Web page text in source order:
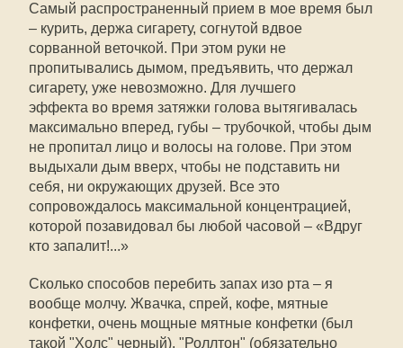
Самый распространенный прием в мое время был
– курить, держа сигарету, согнутой вдвое
сорванной веточкой. При этом руки не
пропитывались дымом, предъявить, что держал
сигарету, уже невозможно. Для лучшего
эффекта во время затяжки голова вытягивалась
максимально вперед, губы – трубочкой, чтобы дым
не пропитал лицо и волосы на голове. При этом
выдыхали дым вверх, чтобы не подставить ни
себя, ни окружающих друзей. Все это
сопровождалось максимальной концентрацией,
которой позавидовал бы любой часовой – «Вдруг
кто запалит!...»
Сколько способов перебить запах изо рта – я
вообще молчу. Жвачка, спрей, кофе, мятные
конфетки, очень мощные мятные конфетки (был
такой "Холс" черный), "Роллтон" (обязательно